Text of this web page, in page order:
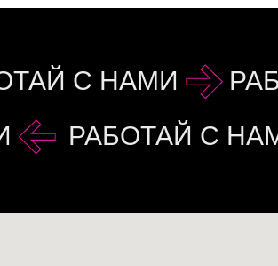
С НАМИ
РАБОТАЙ С